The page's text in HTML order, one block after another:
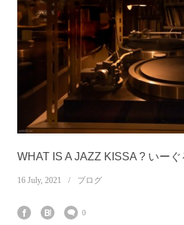
WHAT IS A JAZZ KISSA ? いー
16 July, 2021 ブログ
0